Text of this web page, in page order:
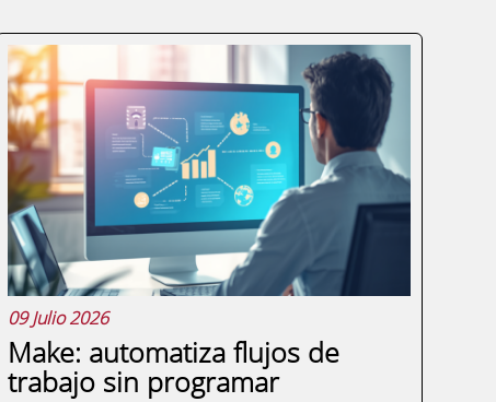
Las empresas que toman decisiones
basadas en intuición están perdiendo
terreno frente a las que las toman
basadas en datos. Esto es lo que reflejan
los resultados de compañías que han
integrado el data analytics como parte
central de su operativa....
09 Julio 2026
Make: automatiza flujos de
trabajo sin programar